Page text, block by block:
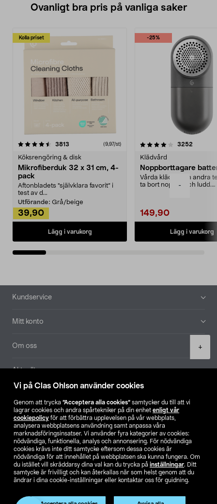
Vi på Clas Ohlson använder cookies
Genom att trycka ”Acceptera alla cookies” samtycker du till att vi
lagrar cookies och andra spårtekniker på din enhet enligt vår
cookiepolicy för att förbättra upplevelsen på vår webbplats,
analysera webbplatsens användning samt anpassa våra
marknadsföringsinsatser. Vi använder fyra kategorier av cookies:
nödvändiga, funktionella, analys och annonsering. För nödvändiga
cookies krävs inte ditt samtycke eftersom dessa cookies är
nödvändiga för att innehållet på webbplatsen ska kunna fungera. Om
du istället vill skräddarsy dina val kan du trycka på inställningar. Ditt
samtycke är frivilligt och kan återkallas när som helst genom att du
ändrar i dina cookie-inställningar eller kontaktar oss för guidning.
-
+
Ovanligt bra pris på vanliga saker
Kolla priset
3813 (9,97/st)
Köksrengöring & disk
Mikrofiberduk 32 x 31 cm, 4-
pack
Aftonbladets "självklara favorit” i
test av d...
Utförande: Grå/beige
39,90
Lägg i varukorg
-25%
4.0av 5 stjärnor 3252
Klädvård
Noppborttagare
Vårda kläder och andra
ta bort noppor och ludd.
149,90
Lägg i varukorg
4.5av 5 stjärnor
Sidfot
Kundservice
Mitt konto
Om oss
Aktuellt
Hitta butik
SE NO FI